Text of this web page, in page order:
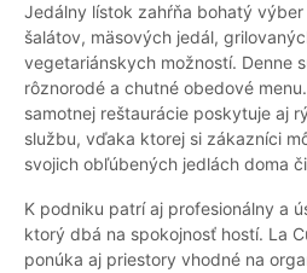
Jedálny lístok zahŕňa bohatý
šalátov, mäsových jedál,
vegetariánskych možností. Denne
rôznorodé a chutné obedové
samotnej reštaurácie poskytuje aj
službu, vďaka ktorej si zákazníci
svojich obľúbených jedlách doma
K podniku patrí aj profesionálny a
ktorý dbá na spokojnosť hostí. La
ponúka aj priestory vhodné na